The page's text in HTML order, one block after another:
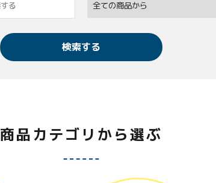
検索する
商品カテゴリから選ぶ